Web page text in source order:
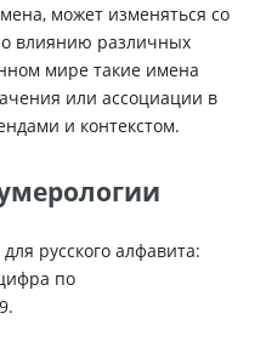
может изменяться со
влиянию различных
мире такие имена
или ассоциации в
и контекстом.
русского алфавита:
по